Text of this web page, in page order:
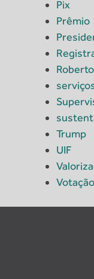
Pix
Prêmio
Trump
UIF
Votação